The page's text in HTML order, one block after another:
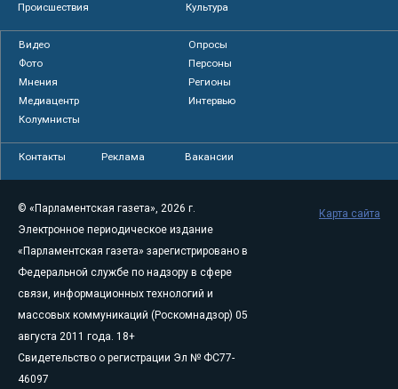
Происшествия
Культура
Видео
Опросы
Фото
Персоны
Мнения
Регионы
Медиацентр
Интервью
Колумнисты
Контакты Реклама Вакансии
© «Парламентская газета», 2026 г.
Электронное периодическое издание
«Парламентская газета» зарегистрировано в
Федеральной службе по надзору в сфере
связи, информационных технологий и
массовых коммуникаций (Роскомнадзор) 05
августа 2011 года. 18+
Свидетельство о регистрации Эл № ФС77-
46097
Карта сайта